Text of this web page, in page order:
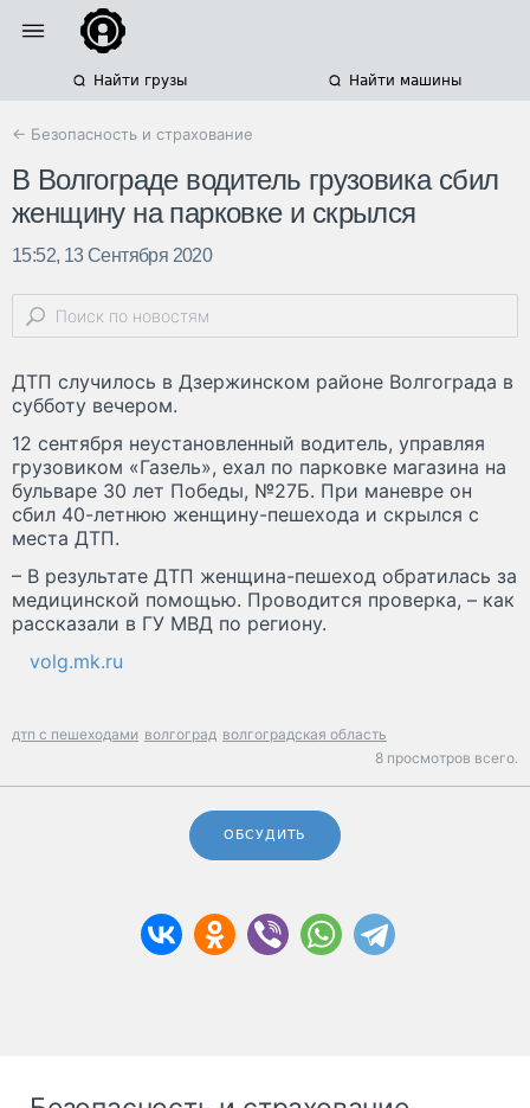
Найти грузы Найти машины
← Безопасность и страхование
В Волгограде водитель грузовика сбил
женщину на парковке и скрылся
15:52, 13 Сентября 2020
ДТП случилось в Дзержинском районе Волгограда в
субботу вечером.
12 сентября неустановленный водитель, управляя
грузовиком «Газель», ехал по парковке магазина на
бульваре 30 лет Победы, №27Б. При маневре он
сбил 40-летнюю женщину-пешехода и скрылся с
места ДТП.
– В результате ДТП женщина-пешеход обратилась за
медицинской помощью. Проводится проверка, – как
рассказали в ГУ МВД по региону.
volg.mk.ru
дтп с пешеходами волгоград волгоградская область
8 просмотров всего.
ОБСУДИТЬ